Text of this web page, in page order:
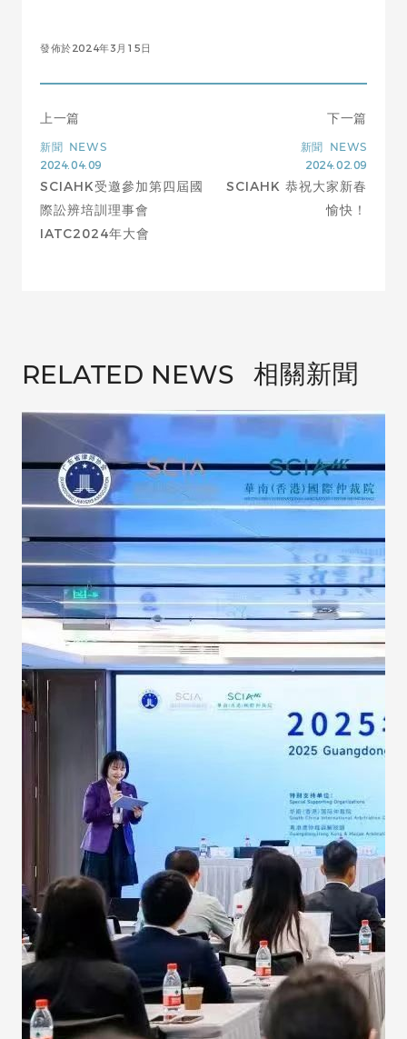
發佈於2024年3月15日
上一篇
新聞 NEWS
2024.04.09
SCIAHK受邀參加第四屆國
際訟辨培訓理事會
IATC2024年大會
下一篇
新聞
NEWS
2024.02.09
SCIAHK 恭祝大家新春
愉快！
RELATED NEWS 相關新聞